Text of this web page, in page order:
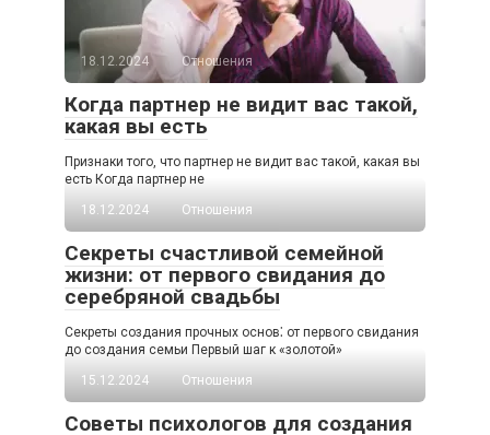
18.12.2024 Отношения
Когда партнер не видит вас такой,
какая вы есть
Признаки того, что партнер не видит вас такой, какая вы
есть Когда партнер не
18.12.2024
Отношения
Секреты счастливой семейной
жизни: от первого свидания до
серебряной свадьбы
Секреты создания прочных основ⁚ от первого свидания
до создания семьи Первый шаг к «золотой»
15.12.2024
Отношения
Советы психологов для создания